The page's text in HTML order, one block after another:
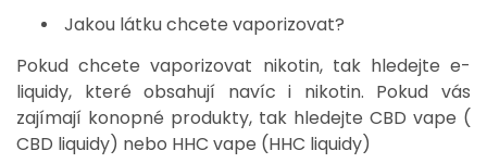
Jakou látku chcete vaporizovat?
Pokud chcete vaporizovat nikotin, tak hledejte e-
liquidy, které obsahují navíc i nikotin. Pokud vás
zajímají konopné produkty, tak hledejte CBD vape (
CBD liquidy) nebo HHC vape (HHC liquidy)